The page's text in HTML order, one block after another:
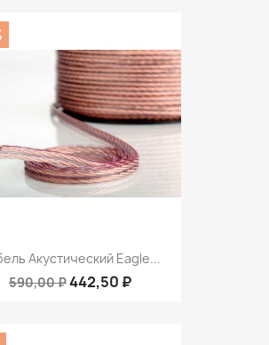
Акустический Eagle...
590,00 ₽442,50 ₽